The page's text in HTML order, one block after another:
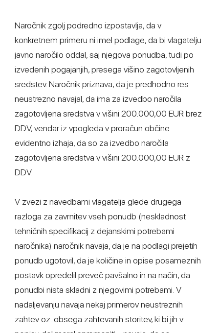
Naročnik zgolj podredno izpostavlja, da v
konkretnem primeru ni imel podlage, da bi vlagatelju
javno naročilo oddal, saj njegova ponudba, tudi po
izvedenih pogajanjih, presega višino zagotovljenih
sredstev. Naročnik priznava, da je predhodno res
neustrezno navajal, da ima za izvedbo naročila
zagotovljena sredstva v višini 200.000,00 EUR brez
DDV, vendar iz vpogleda v proračun občine
evidentno izhaja, da so za izvedbo naročila
zagotovljena sredstva v višini 200.000,00 EUR z
DDV.
V zvezi z navedbami vlagatelja glede drugega
razloga za zavrnitev vseh ponudb (neskladnost
tehničnih specifikacij z dejanskimi potrebami
naročnika) naročnik navaja, da je na podlagi prejetih
ponudb ugotovil, da je količine in opise posameznih
postavk opredelil preveč pavšalno in na način, da
ponudbi nista skladni z njegovimi potrebami. V
nadaljevanju navaja nekaj primerov neustreznih
zahtev oz. obsega zahtevanih storitev, ki bi jih v